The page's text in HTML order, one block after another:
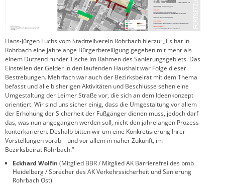
Hans-Jürgen Fuchs vom Stadtteilverein Rohrbach hierzu: „Es hat in
Rohrbach eine jahrelange Bürgerbeteiligung gegeben mit mehr als
einem Dutzend runder Tische im Rahmen des Sanierungsgebiets. Das
Einstellen der Gelder in den laufenden Haushalt war Folge dieser
Bestrebungen. Mehrfach war auch der Bezirksbeirat mit dem Thema
befasst und alle bisherigen Aktivitäten und Beschlüsse sehen eine
Umgestaltung der Leimer Straße vor, die sich an dem Ideenkonzept
orientiert. Wir sind uns sicher einig, dass die Umgestaltung vor allem
der Erhöhung der Sicherheit der Fußgänger dienen muss, jedoch darf
das, was nun angegangen werden soll, nicht den jahrelangen Prozess
konterkarieren. Deshalb bitten wir um eine Konkretisierung Ihrer
Vorstellungen vorab – und vor allem in naher Zukunft, im
Bezirksbeirat Rohrbach.“
Eckhard Wolfin (Mitglied BBR / Mitglied AK Barrierefrei des bmb
Heidelberg / Sprecher des AK Verkehrssicherheit und Sanierung
Rohrbach Ost)